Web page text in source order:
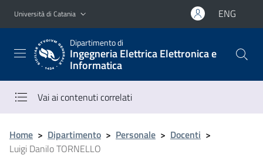
Vai al contenuto principale
Vai al menu di navigazione
Università di Catania ENG
Dipartimento di
Ingegneria Elettrica Elettronica e
Informatica
Vai ai contenuti correlati
Home > Dipartimento > Personale > Docenti >
Luigi Danilo TORNELLO